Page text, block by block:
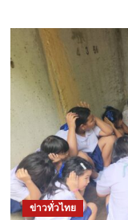
ข่าวทั่วไทย